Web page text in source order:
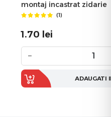
montaj incastrat zidarie
(1)
1.70 lei
−
ADAUGATI